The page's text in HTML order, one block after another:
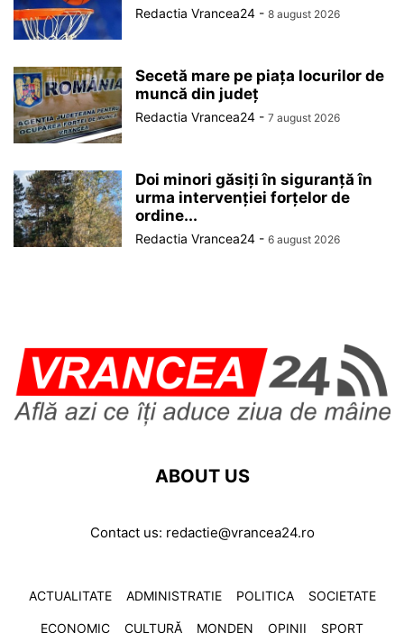
Redactia Vrancea24 - 8 august 2026
Secetă mare pe piața locurilor de
muncă din județ
Redactia Vrancea24 - 7 august 2026
Doi minori găsiți în siguranță în
urma intervenției forțelor de
ordine...
Redactia Vrancea24 - 6 august 2026
ABOUT US
Contact us: redactie@vrancea24.ro
ACTUALITATE ADMINISTRATIE POLITICA SOCIETATE
ECONOMIC CULTURĂ MONDEN OPINII SPORT